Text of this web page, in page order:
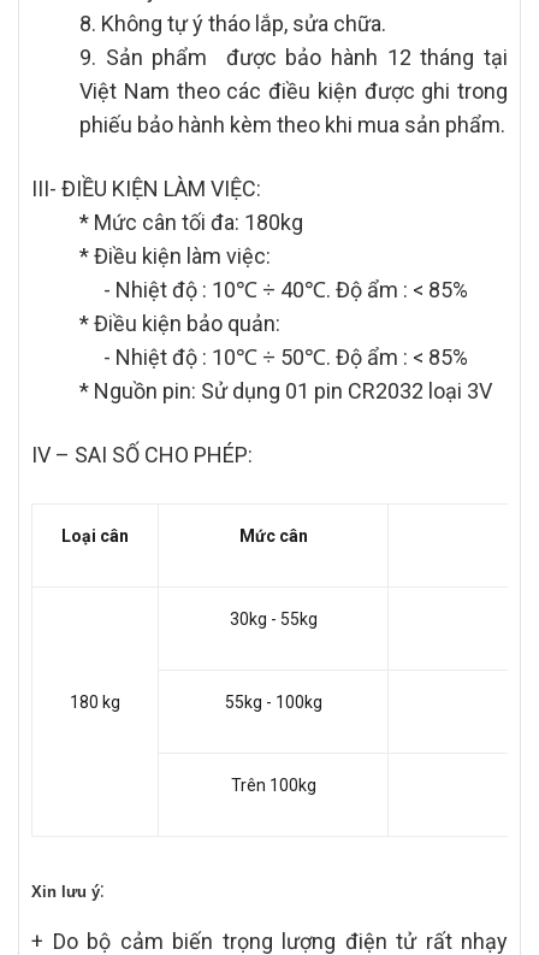
8. Không tự ý tháo lắp, sửa chữa.
9. Sản phẩm được bảo hành 12 tháng tại
Việt Nam theo các điều kiện được ghi trong
phiếu bảo hành kèm theo khi mua sản phẩm.
III- ĐIỀU KIỆN LÀM VIỆC:
* Mức cân tối đa: 180kg
* Điều kiện làm việc:
- Nhiệt độ : 10℃ ÷ 40℃. Độ ẩm : < 85%
* Điều kiện bảo quản:
- Nhiệt độ : 10℃ ÷ 50℃. Độ ẩm : < 85%
* Nguồn pin: Sử dụng 01 pin CR2032 loại 3V
IV – SAI SỐ CHO PHÉP:
Loại cân Mức cân
180 kg
30kg - 55kg
55kg - 100kg
Trên 100kg
Xin lưu ý:
+ Do bộ cảm biến trọng lượng điện tử rất nhạy